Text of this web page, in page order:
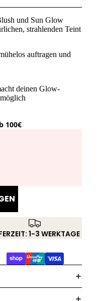
und Sun Glow
strahlenden Teint
auftragen und
deinen Glow-
100€
1-3 WERKTAGE